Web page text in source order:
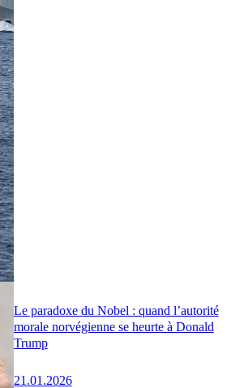
Le paradoxe du Nobel : quand l’autorité
morale norvégienne se heurte à Donald
Trump
21.01.2026